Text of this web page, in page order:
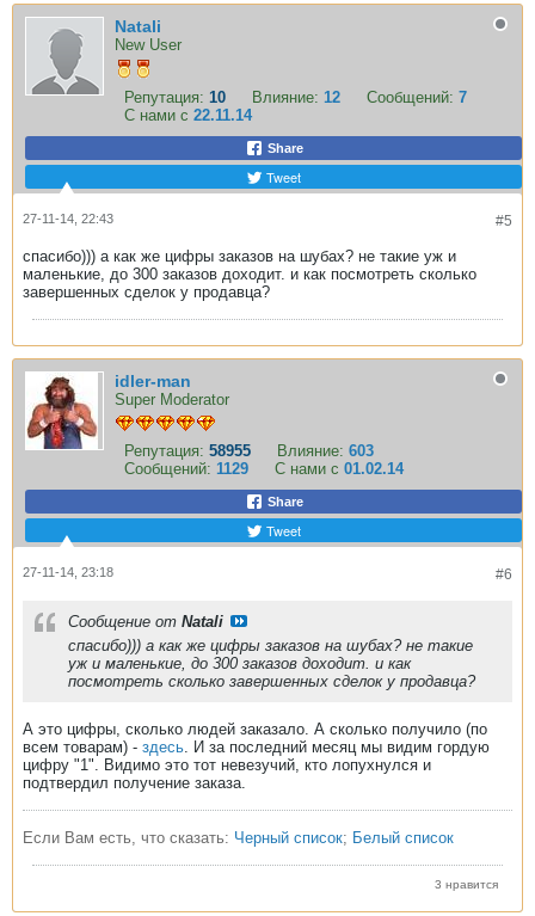
Natali
New User
Репутация: 10 Влияние: 12 Сообщений: 7
С нами с 22.11.14
Share
Tweet
#5
27-11-14, 22:43
спасибо))) а как же цифры заказов на шубах? не такие уж и
маленькие, до 300 заказов доходит. и как посмотреть сколько
завершенных сделок у продавца?
idler-man
Super Moderator
Репутация: 58955 Влияние: 603
Сообщений: 1129 С нами с 01.02.14
Share
Tweet
#6
27-11-14, 23:18
Сообщение от Natali
спасибо))) а как же цифры заказов на шубах? не такие
уж и маленькие, до 300 заказов доходит. и как
посмотреть сколько завершенных сделок у продавца?
А это цифры, сколько людей заказало. А сколько получило (по
всем товарам) - здесь . И за последний месяц мы видим гордую
цифру "1". Видимо это тот невезучий, кто лопухнулся и
подтвердил получение заказа.
Если Вам есть, что сказать: Черный список; Белый список
3 нравится